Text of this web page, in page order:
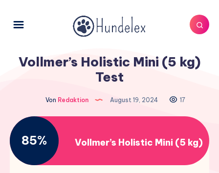
Vollmer’s Holistic Mini (5 kg)
Test
Von Redaktion August 19, 2024 17
85% Vollmer’s Holistic Mini (5 kg)